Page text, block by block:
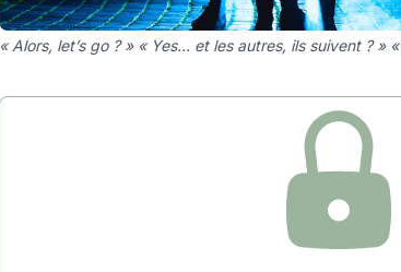
« Alors, let’s go ? » « Yes… et les autres, ils suivent ? »